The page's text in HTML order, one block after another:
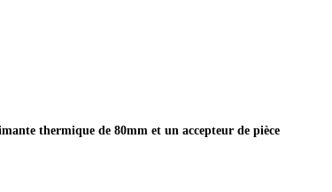
thermique de 80mm et un accepteur de pièce